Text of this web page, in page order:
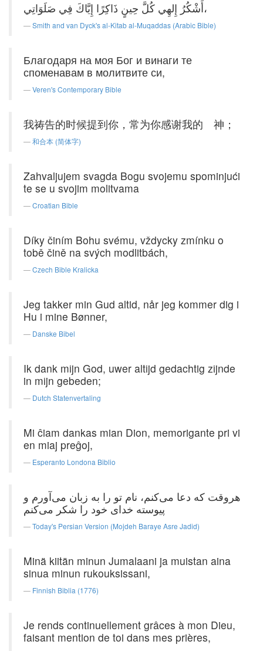
أَشْكُرُ إِلهِي كُلَّ حِينٍ ذَاكِرًا إِيَّاكَ فِي صَلَوَاتِي،
Smith and van Dyck's al-Kitab al-Muqaddas (Arabic Bible)
Благодаря на моя Бог и винаги те
споменавам в молитвите си,
Veren's Contemporary Bible
我祷告的时候提到你，常为你感谢我的 神；
和合本 (简体字)
Zahvaljujem svagda Bogu svojemu spominjući
te se u svojim molitvama
Croatian Bible
Díky činím Bohu svému, vždycky zmínku o
tobě čině na svých modlitbách,
Czech Bible Kralicka
Jeg takker min Gud altid, når jeg kommer dig i
Hu i mine Bønner,
Danske Bibel
Ik dank mijn God, uwer altijd gedachtig zijnde
in mijn gebeden;
Dutch Statenvertaling
Mi ĉiam dankas mian Dion, memorigante pri vi
en miaj preĝoj,
Esperanto Londona Biblio
هروقت كه دعا می‌کنم، نام تو را به زبان می‌آورم و
پیوسته خدای خود را شكر می‌کنم
Today's Persian Version (Mojdeh Baraye Asre Jadid)
Minä kiitän minun Jumalaani ja muistan aina
sinua minun rukouksissani,
Finnish Biblia (1776)
Je rends continuellement grâces à mon Dieu,
faisant mention de toi dans mes prières,